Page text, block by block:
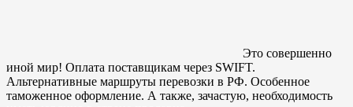
Это совершенно
иной мир! Оплата поставщикам через SWIFT.
Альтернативные маршруты перевозки в РФ. Особенное
таможенное оформление. А также, зачастую, необходимость